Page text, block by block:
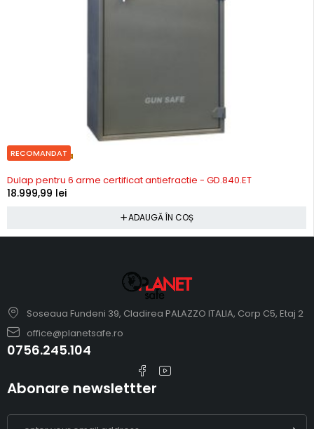
RECOMANDAT
Precomanda
Dulap pentru 6 arme certificat antiefractie - GD.840.ET
18.999,99 lei
ADAUGĂ ÎN COȘ
Soseaua Fundeni 39, Cladirea PALAZZO ITALIA, Corp C5, Etaj 2
office@planetsafe.ro
0756.245.104
Abonare newslettter